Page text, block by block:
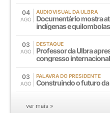
04
AGO
AUDIOVISUAL DA ULBRA
Documentário mostra
indígenas e quilombolas
03
AGO
DESTAQUE
Professor da Ulbra
congresso internacional
03
AGO
PALAVRA DO PRESIDENTE
Construindo o futuro da
ver mais »